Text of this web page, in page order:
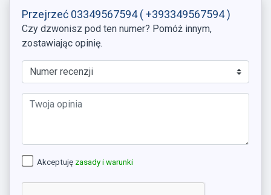
Przejrzeć 03349567594( +393349567594 )
Czy dzwonisz pod ten numer? Pomóż innym,
zostawiając opinię.
Akceptuję zasady i warunki